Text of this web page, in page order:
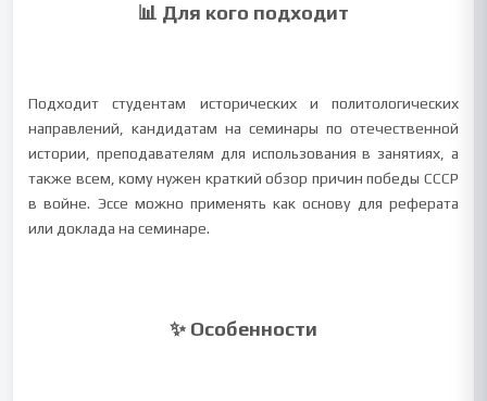
📊 Для кого подходит
Подходит студентам исторических и политологических
направлений, кандидатам на семинары по отечественной
истории, преподавателям для использования в занятиях, а
также всем, кому нужен краткий обзор причин победы СССР
в войне. Эссе можно применять как основу для реферата
или доклада на семинаре.
✨ Особенности